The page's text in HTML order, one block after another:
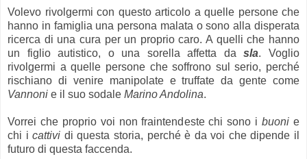
Volevo rivolgermi con questo articolo a quelle persone che
hanno in famiglia una persona malata o sono alla disperata
ricerca di una cura per un proprio caro. A quelli che hanno
un figlio autistico, o una sorella affetta dasla. Voglio
rivolgermi a quelle persone che soffrono sul serio, perché
rischiano di venire manipolate e truffate da gente come
Vannoni e il suo sodale Marino Andolina.
Vorrei che proprio voi non fraintendeste chi sono ibuonie
chi icattivi di questa storia, perché è da voi che dipende il
futuro di questa faccenda.